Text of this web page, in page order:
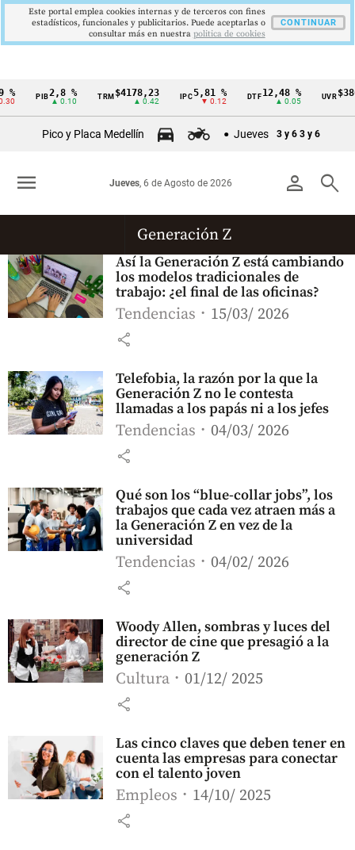
Cintillo
Colombia
PIB2,8 %
▲ 0.10
TRM$4178,23
▲ 0.42
IPC5,81 %
▼ 0.12
DTF12,48 %
▲ 0.05
UVR
Pico y Placa Medellín Jueves 3 y 6 3 y 6
person search
Jueves, 6 de Agosto de 2026
menu
Generación Z
Así la Generación Z está cambiando
los modelos tradicionales de
trabajo: ¿el final de las oficinas?
Tendencias 15/03/ 2026
share
Telefobia, la razón por la que la
Generación Z no le contesta
llamadas a los papás ni a los jefes
Tendencias 04/03/ 2026
share
Qué son los “blue-collar jobs”, los
trabajos que cada vez atraen más a
la Generación Z en vez de la
universidad
Tendencias 04/02/ 2026
share
Woody Allen, sombras y luces del
director de cine que presagió a la
generación Z
Cultura 01/12/ 2025
share
Las cinco claves que deben tener en
cuenta las empresas para conectar
con el talento joven
Empleos 14/10/ 2025
share
Este portal emplea cookies internas y de terceros con fines
estadísticos, funcionales y publicitarios. Puede aceptarlas o
consultar más en nuestra politica de cookies
CONTINUAR